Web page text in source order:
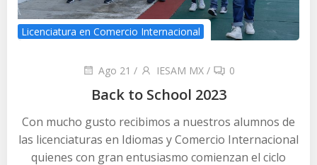
Licenciatura en Comercio Internacional
Ago 21 / IESAM MX / 0
Back to School 2023
Con mucho gusto recibimos a nuestros alumnos de
las licenciaturas en Idiomas y Comercio Internacional
quienes con gran entusiasmo comienzan el ciclo